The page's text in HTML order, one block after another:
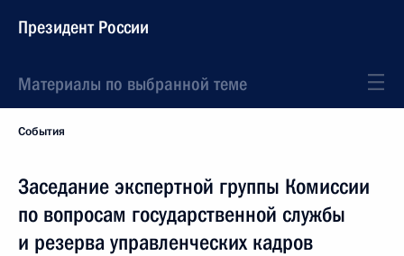
Президент России
Материалы по выбранной теме
События
Заседание экспертной группы Комиссии
по вопросам государственной службы
и резерва управленческих кадров